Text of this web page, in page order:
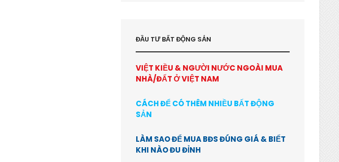
ĐẦU TƯ BẤT ĐỘNG SẢN
VIỆT KIỀU & NGƯỜI NƯỚC NGOÀI MUA
NHÀ/ĐẤT Ở VIỆT NAM
CÁCH ĐỂ CÓ THÊM NHIỀU BẤT ĐỘNG
SẢN
LÀM SAO ĐỂ MUA BĐS ĐÚNG GIÁ & BIẾT
KHI NÀO ĐU ĐỈNH